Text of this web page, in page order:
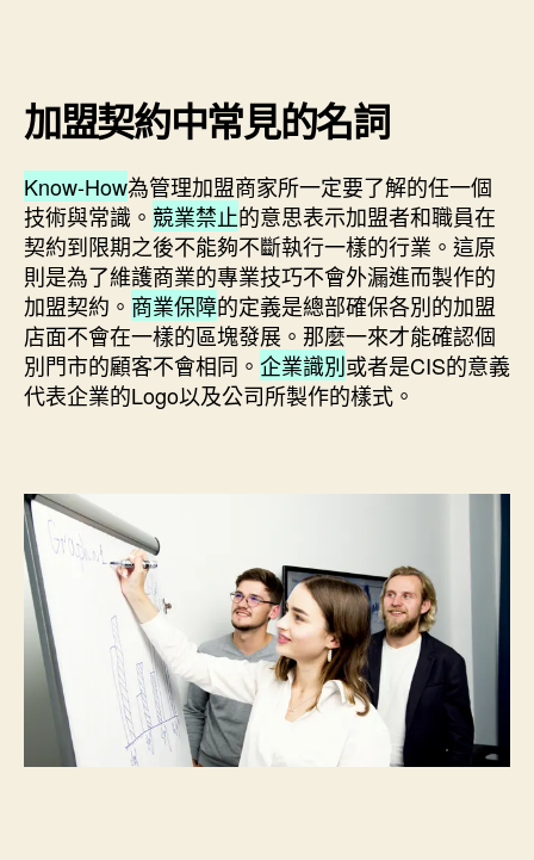
加盟契約中常見的名詞
Know-How為管理加盟商家所一定要了解的任一個
技術與常識。 競業禁止的意思表示加盟者和職員在
契約到限期之後不能夠不斷執行一樣的行業。這原
則是為了維護商業的專業技巧不會外漏進而製作的
加盟契約。 商業保障的定義是總部確保各別的加盟
店面不會在一樣的區塊發展。那麼一來才能確認個
別門市的顧客不會相同。 企業識別或者是CIS的意義
代表企業的Logo以及公司所製作的樣式。